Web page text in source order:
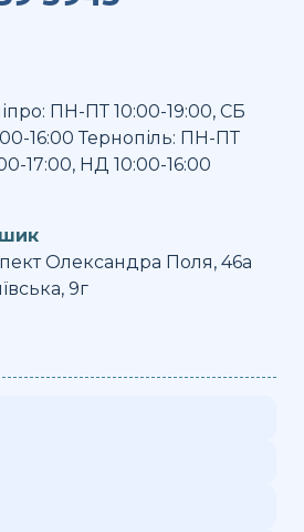
ПН-ПТ 10:00-19:00, СБ
16:00 Тернопіль: ПН-ПТ
17:00, НД 10:00-16:00
Олександра Поля, 46а
9г